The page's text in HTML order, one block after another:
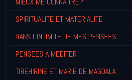
SPIRITUALITE ET MATERIALITE
DANS L'INTIMITE DE MES PENSEES
PENSEES A MEDITER
TIBEHIRINE ET MARIE DE MAGDALA